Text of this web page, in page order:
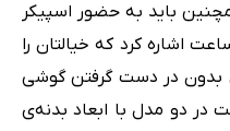
باید به حضور اسپیکر
اشاره کرد که خیالتان را
بدون در دست گرفتن گوشی
در دو مدل با ابعاد بدنه‌ی